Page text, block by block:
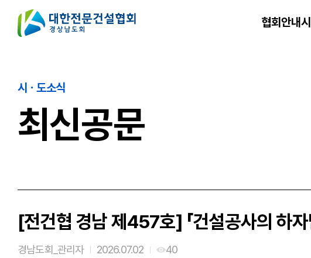
협회안내
시ㆍ도소식
최신공문
[전건협 경남 제457호] 「건설공사의 하
경남도회_관리자 2026.07.02 40